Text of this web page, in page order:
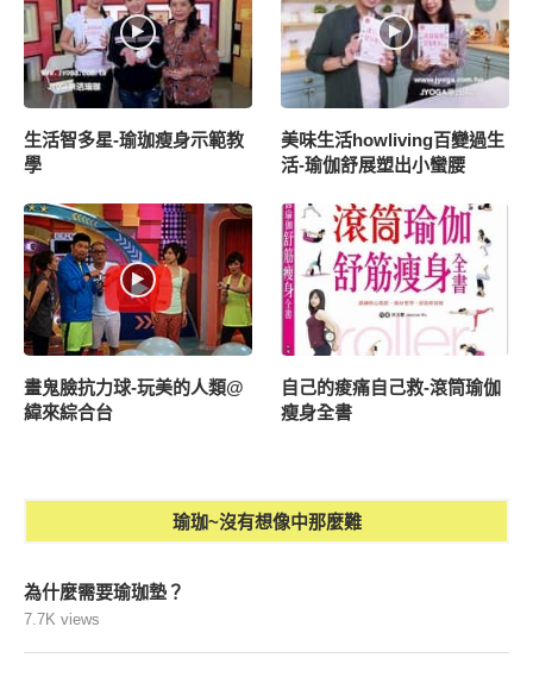
生活智多星-瑜珈瘦身示範教
學
美味生活howliving百變過生
活-瑜伽舒展塑出小蠻腰
畫鬼臉抗力球-玩美的人類@
緯來綜合台
自己的痠痛自己救-滾筒瑜伽
瘦身全書
瑜珈~沒有想像中那麼難
為什麼需要瑜珈墊？
7.7K views